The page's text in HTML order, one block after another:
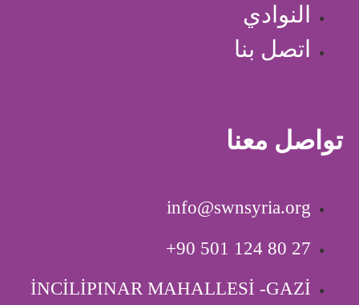
النوادي
اتصل بنا
تواصل معنا
info@swnsyria.org
‎+90 501 124 80 27
İNCİLİPINAR MAHALLESİ -GAZİ